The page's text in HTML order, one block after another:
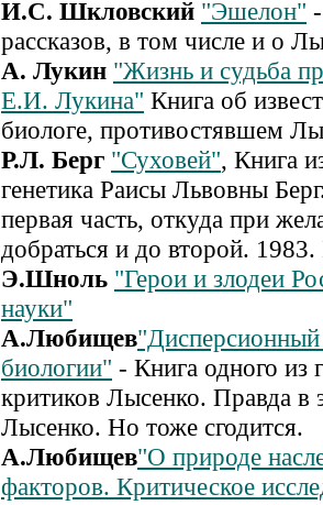
И.С. Шкловский "Эшелон"
рассказов, в том числе и о
А. Лукин "Жизнь и судьба
Е.И. Лукина" Книга об
биологе, противостявшем
Р.Л. Берг "Суховей", Книга
генетика Раисы Львовны
первая часть, откуда при
добраться и до второй. 1983.
Э.Шноль "Герои и злодеи
науки"
А.Любищев"Дисперсионный
биологии" - Книга одного из
критиков Лысенко. Правда в
Лысенко. Но тоже сгодится.
А.Любищев"О природе
факторов. Критическое